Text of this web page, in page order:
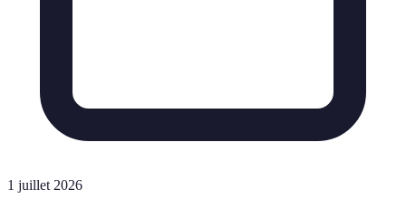
1 juillet 2026